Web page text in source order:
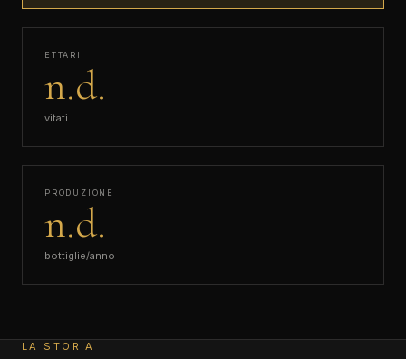
ETTARI
n.d.
vitati
PRODUZIONE
n.d.
bottiglie/anno
LA STORIA